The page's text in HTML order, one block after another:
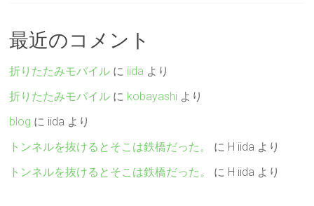
最近のコメント
折りたたみモバイル に iida より
折りたたみモバイル に kobayashi より
blog に iida より
トンネルを抜けるとそこは鉄橋だった。
に H iida より
トンネルを抜けるとそこは鉄橋だった。
に H iida より